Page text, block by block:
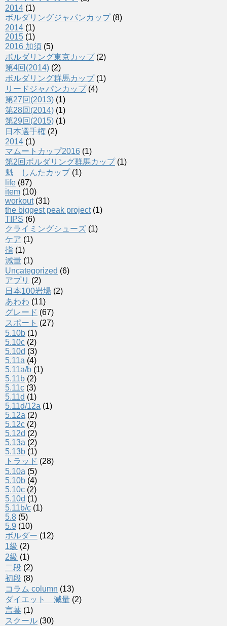
2014 (1)
ボルダリングジャパンカップ(8)
2014 (1)
2015 (1)
2016 加須 (5)
ボルダリング東京カップ(2)
第4回(2014) (2)
ボルダリング群馬カップ(1)
リードジャパンカップ(4)
第27回(2013) (1)
第28回(2014) (1)
第29回(2015) (1)
日本選手権 (2)
2014 (1)
マムートカップ2016 (1)
第2回ボルダリング群馬カップ(1)
魁 しんたカップ(1)
life (87)
item (10)
workout(31)
the biggest peak project(1)
TIPS (6)
クライミングシューズ (1)
ケア (1)
指 (1)
減量 (1)
Uncategorized (6)
アプリ (2)
日本100岩場 (2)
あわわ (11)
グレード (67)
スポート (27)
5.10b (1)
5.10c (2)
5.10d (3)
5.11a (4)
5.11a/b (1)
5.11b (2)
5.11c (3)
5.11d (1)
5.11d/12a (1)
5.12a (2)
5.12c (2)
5.12d (2)
5.13a (2)
5.13b (1)
トラッド (28)
5.10a (5)
5.10b (4)
5.10c (2)
5.10d (1)
5.11b/c (1)
5.8 (5)
5.9 (10)
ボルダー (12)
1級 (2)
2級 (1)
二段 (2)
初段 (8)
コラム column (13)
ダイエット 減量 (2)
言葉 (1)
スクール (30)